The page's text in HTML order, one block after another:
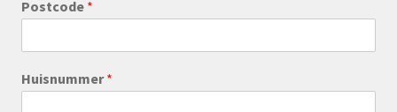
Postcode *
Huisnummer*